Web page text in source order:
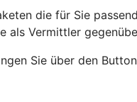
die für Sie
als Vermittler
Sie über den